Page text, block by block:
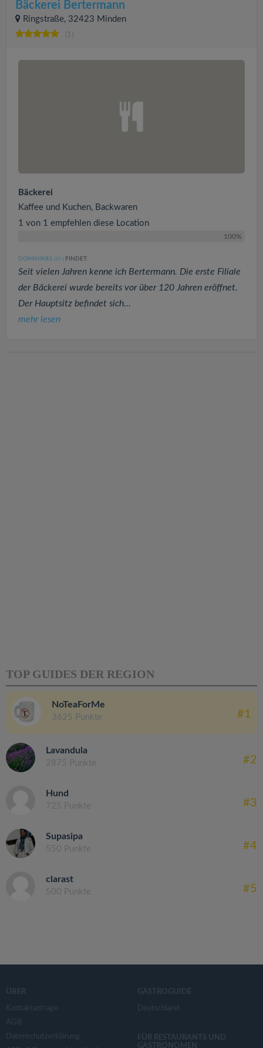
Bäckerei Bertermann
Ringstraße, 32423 Minden
(1)
Bäckerei
Kaffee und Kuchen, Backwaren
1 von 1 empfehlen diese Location
100%
DOMINIK83 (39 ) FINDET:
Seit vielen Jahren kenne ich Bertermann. Die erste Filiale
der Bäckerei wurde bereits vor über 120 Jahren eröffnet.
Der Hauptsitz befindet sich...
mehr lesen
TOP GUIDES DER REGION
NoTeaForMe
3625 Punkte #1
Lavandula
2875 Punkte #2
Hund
725 Punkte #3
Supasipa
550 Punkte #4
clarast
500 Punkte #5
ÜBER
Kontaktanfrage
AGB
Datenschutzerklärung
GASTROGUIDE
Deutschland
FÜR RESTAURANTS UND
GASTRONOMEN